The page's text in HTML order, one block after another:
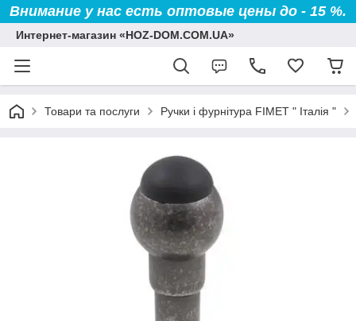
Внимание у нас есть оптовые цены до - 15 %.
Интернет-магазин «HOZ-DOM.COM.UA»
Товари та послуги Ручки і фурнітура FIMET " Італія "